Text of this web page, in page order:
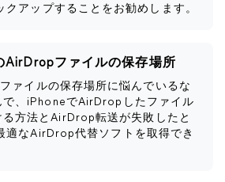
アップすることをお勧めします。
AirDropファイルの保存場所
ァイルの保存場所に悩んでいるな
で、iPhoneでAirDropしたファイル
方法とAirDrop転送が失敗したと
適なAirDrop代替ソフトを取得でき